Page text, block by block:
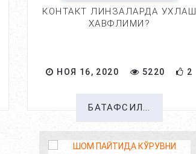
КОНТАКТ ЛИНЗАЛАРДА УХЛАШ
ХАВФЛИМИ?
НОЯ 16, 2020 5220 2
БАТАФСИЛ...